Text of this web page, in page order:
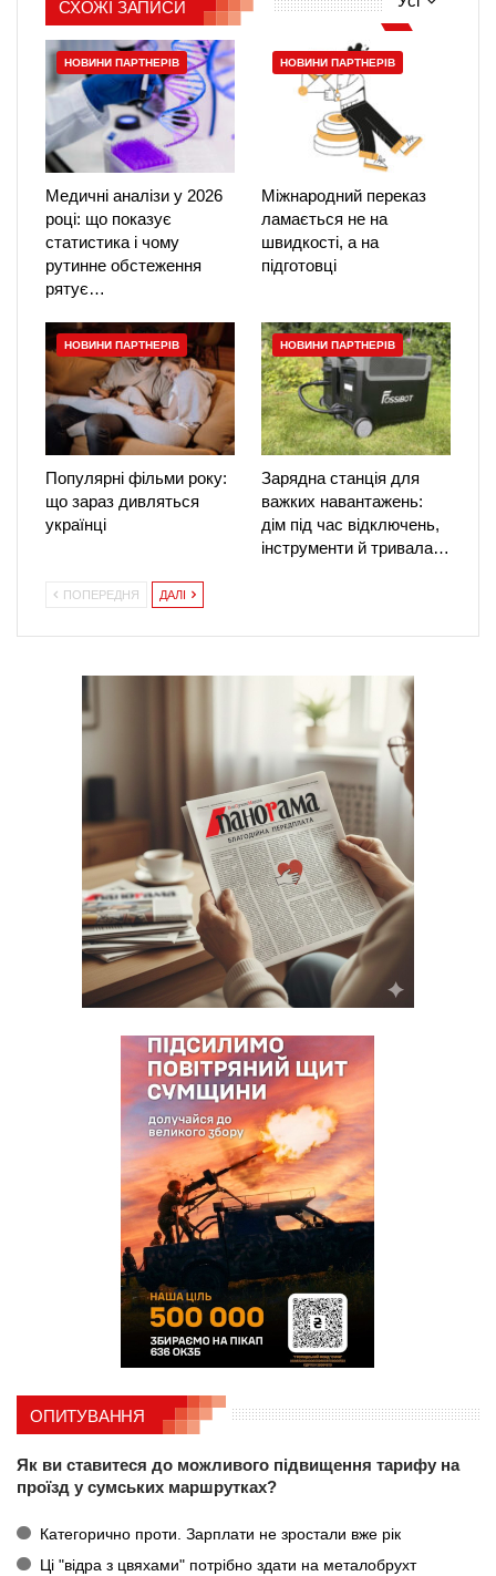
СХОЖІ ЗАПИСИ
НОВИНИ ПАРТНЕРІВ
Медичні аналізи у 2026
році: що показує
статистика і чому
рутинне обстеження
рятує…
НОВИНИ ПАРТНЕРІВ
Міжнародний переказ
ламається не на
швидкості, а на
підготовці
НОВИНИ ПАРТНЕРІВ
Популярні фільми року:
що зараз дивляться
українці
НОВИНИ ПАРТНЕРІВ
Зарядна станція для
важких навантажень:
дім під час відключень,
інструменти й тривала…
ПОПЕРЕДНЯ ДАЛІ
ОПИТУВАННЯ
Як ви ставитеся до можливого підвищення тарифу на
проїзд у сумських маршрутках?
Категорично проти. Зарплати не зростали вже рік
Ці "відра з цвяхами" потрібно здати на металобрухт